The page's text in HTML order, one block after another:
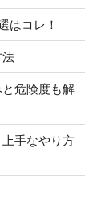
はコレ！
法
危険度も解
手なやり方